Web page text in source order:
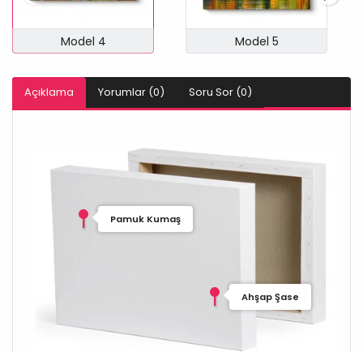
Model 4 Model 5
Açıklama Yorumlar (0) Soru Sor (0)
Pamuk Kumaş
Ahşap Şase